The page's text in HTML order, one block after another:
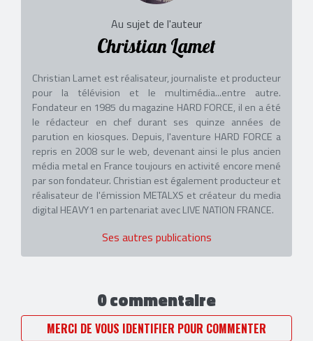
Au sujet de l'auteur
Christian Lamet
Christian Lamet est réalisateur, journaliste et producteur
pour la télévision et le multimédia...entre autre.
Fondateur en 1985 du magazine HARD FORCE, il en a été
le rédacteur en chef durant ses quinze années de
parution en kiosques. Depuis, l'aventure HARD FORCE a
repris en 2008 sur le web, devenant ainsi le plus ancien
média metal en France toujours en activité encore mené
par son fondateur. Christian est également producteur et
réalisateur de l'émission METALXS et créateur du media
digital HEAVY1 en partenariat avec LIVE NATION FRANCE.
Ses autres publications
0 commentaire
MERCI DE VOUS IDENTIFIER POUR COMMENTER